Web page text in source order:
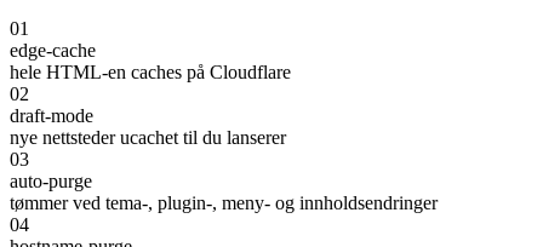
01
edge-cache
hele HTML-en caches på Cloudflare
02
draft-mode
nye nettsteder ucachet til du lanserer
03
auto-purge
tømmer ved tema-, plugin-, meny- og innholdsendringer
04